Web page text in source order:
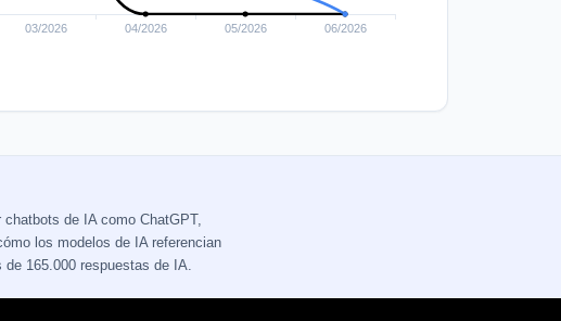
de IA como ChatGPT,
los modelos de IA referencian
165.000 respuestas de IA.